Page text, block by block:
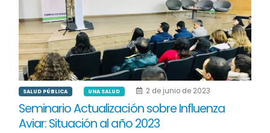
SALUD PÚBLICA UNA SALUD 2 de junio de 2023
Seminario Actualización sobre Influenza
Aviar: Situación al año 2023